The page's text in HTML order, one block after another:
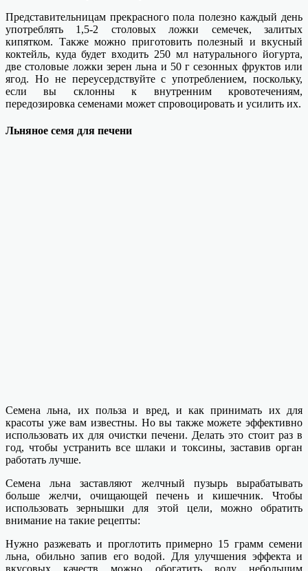
Представительницам прекрасного пола полезно каждый день
употреблять 1,5-2 столовых ложки семечек, залитых
кипятком. Также можно приготовить полезный и вкусный
коктейль, куда будет входить 250 мл натурального йогурта,
две столовые ложки зерен льна и 50 г сезонных фруктов или
ягод. Но не переусердствуйте с употреблением, поскольку,
если вы склонны к внутренним кровотечениям,
передозировка семенами может спровоцировать и усилить их.
Льняное семя для печени
Семена льна, их польза и вред, и как принимать их для
красоты уже вам известны. Но вы также можете эффективно
использовать их для очистки печени. Делать это стоит раз в
год, чтобы устранить все шлаки и токсины, заставив орган
работать лучше.
Семена льна заставляют желчный пузырь вырабатывать
больше желчи, очищающей печень и кишечник. Чтобы
использовать зернышки для этой цели, можно обратить
внимание на такие рецепты:
Нужно разжевать и проглотить примерно 15 грамм семени
льна, обильно запив его водой. Для улучшения эффекта и
вкусовых качеств можно обогатить воду небольшим